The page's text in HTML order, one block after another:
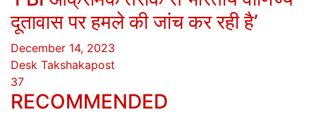
दूतावास पर हमले की जांच कर रही है’
December 14, 2023
Desk Takshakapost
37
RECOMMENDED